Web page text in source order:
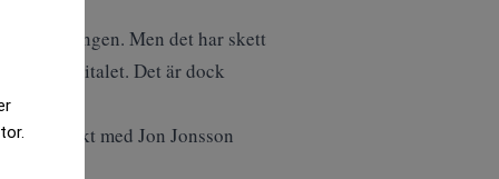
avvecklingen. Men det har skett
av kapitalet. Det är dock
kontakt med Jon Jonsson